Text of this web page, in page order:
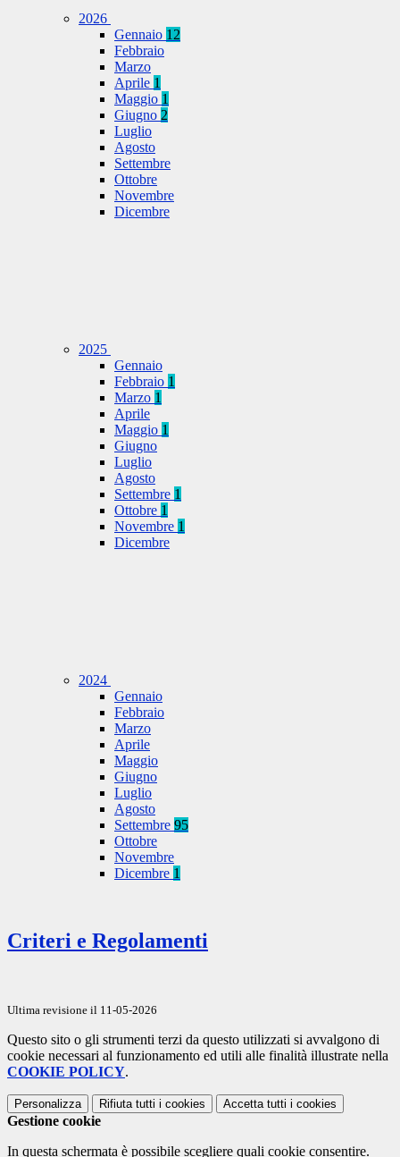
2026
Gennaio 12
Febbraio
Marzo
Aprile 1
Maggio 1
Giugno 2
Luglio
Agosto
Settembre
Ottobre
Novembre
Dicembre
2025
Gennaio
Febbraio 1
Marzo 1
Aprile
Maggio 1
Giugno
Luglio
Agosto
Settembre 1
Ottobre 1
Novembre 1
Dicembre
2024
Gennaio
Febbraio
Marzo
Aprile
Maggio
Giugno
Luglio
Agosto
Settembre 95
Ottobre
Novembre
Dicembre 1
Criteri e Regolamenti
Ultima revisione il 11-05-2026
Questo sito o gli strumenti terzi da questo utilizzati si avvalgono di
cookie necessari al funzionamento ed utili alle finalità illustrate nella
COOKIE POLICY.
Personalizza Rifiuta tutti i cookies Accetta tutti i cookies
Gestione cookie
In questa schermata è possibile scegliere quali cookie consentire.